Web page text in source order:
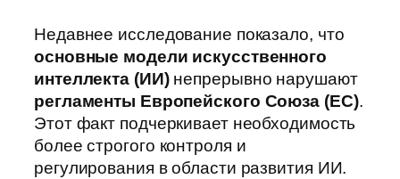
Недавнее исследование показало, что
основные модели искусственного
интеллекта (ИИ)непрерывно нарушают
регламенты Европейского Союза (ЕС).
Этот факт подчеркивает необходимость
более строгого контроля и
регулирования в области развития ИИ.